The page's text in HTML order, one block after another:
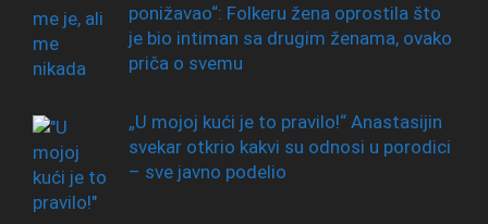
ponižavao“: Folkeru žena oprostila što
je bio intiman sa drugim ženama, ovako
priča o svemu
„U mojoj kući je to pravilo!“ Anastasijin
svekar otkrio kakvi su odnosi u porodici
– sve javno podelio